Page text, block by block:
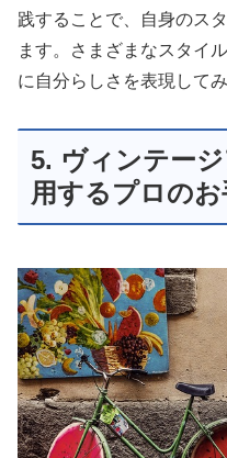
践することで、自身のス
ます。さまざまなスタイ
に自分らしさを表現して
5. ヴィンテー
用するプロの